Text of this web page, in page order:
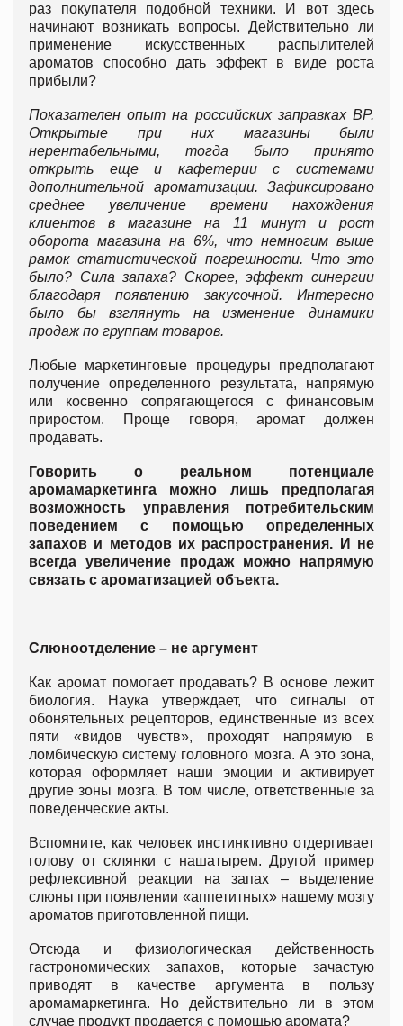
раз покупателя подобной техники. И вот здесь
начинают возникать вопросы. Действительно ли
применение искусственных распылителей
ароматов способно дать эффект в виде роста
прибыли?
Показателен опыт на российских заправках BP.
Открытые при них магазины были
нерентабельными, тогда было принято
открыть еще и кафетерии с системами
дополнительной ароматизации. Зафиксировано
среднее увеличение времени нахождения
клиентов в магазине на 11 минут и рост
оборота магазина на 6%, что немногим выше
рамок статистической погрешности. Что это
было? Сила запаха? Скорее, эффект синергии
благодаря появлению закусочной. Интересно
было бы взглянуть на изменение динамики
продаж по группам товаров.
Любые маркетинговые процедуры предполагают
получение определенного результата, напрямую
или косвенно сопрягающегося с финансовым
приростом. Проще говоря, аромат должен
продавать.
Говорить о реальном потенциале
аромамаркетинга можно лишь предполагая
возможность управления потребительским
поведением с помощью определенных
запахов и методов их распространения. И не
всегда увеличение продаж можно напрямую
связать с ароматизацией объекта.
Слюноотделение – не аргумент
Как аромат помогает продавать? В основе лежит
биология. Наука утверждает, что сигналы от
обонятельных рецепторов, единственные из всех
пяти «видов чувств», проходят напрямую в
ломбическую систему головного мозга. А это зона,
которая оформляет наши эмоции и активирует
другие зоны мозга. В том числе, ответственные за
поведенческие акты.
Вспомните, как человек инстинктивно отдергивает
голову от склянки с нашатырем. Другой пример
рефлексивной реакции на запах – выделение
слюны при появлении «аппетитных» нашему мозгу
ароматов приготовленной пищи.
Отсюда и физиологическая действенность
гастрономических запахов, которые зачастую
приводят в качестве аргумента в пользу
аромамаркетинга. Но действительно ли в этом
случае продукт продается с помощью аромата?